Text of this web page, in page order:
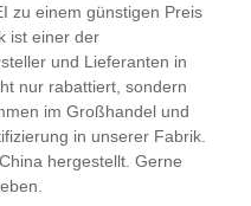
von 12
durch Defekte am
Service bis zur
der Garantie. Wir
Niedertemperatur-
zu einem günstigen Preis
ist einer der
und Lieferanten in
nur rabattiert, sondern
im Großhandel und
in unserer Fabrik.
hergestellt. Gerne